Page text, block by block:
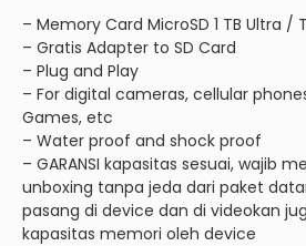
– Memory Card MicroSD 1 TB Ultra /
– Gratis Adapter to SD Card
– Plug and Play
– For digital cameras, cellular
Games, etc
– Water proof and shock proof
– GARANSI kapasitas sesuai, wajib
unboxing tanpa jeda dari paket
pasang di device dan di videokan
kapasitas memori oleh device